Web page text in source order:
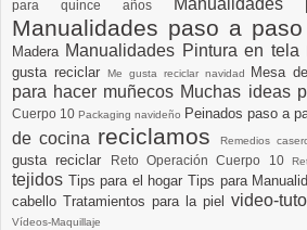
para quince años
Manualidades paso a paso
Madera Manualidades Pintura en tela
gusta reciclar
Me gusta reciclar navidad Mesa
para hacer muñecos Muchas ideas
Cuerpo 10 Packaging navideño Peinados paso a
de cocina reciclamosRemedios
gusta reciclar
Reto Operación Cuerpo 10
tejidos Tips para el hogarTips para
cabello Tratamientos para la piel video-
Vídeos-Maquillaje